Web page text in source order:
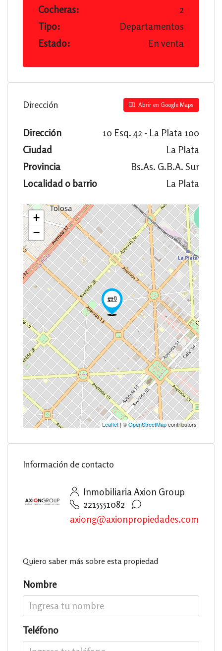
Cocheras:
2
Tipo:
Departamentos
Estado:
En venta
Dirección Abrir en Google Maps
Dirección
10 Esq. 42 - La Plata 100
Ciudad
La Plata
Provincia
Bs.As. G.B.A. Sur
Localidad o barrio
La Plata
+
−
Leaflet| ©OpenStreetMapcontributors
Información de contacto
Inmobiliaria Axion Group
2215551082
axiong@axionpropiedades.com
Quiero saber más sobre esta propiedad
Nombre
Teléfono